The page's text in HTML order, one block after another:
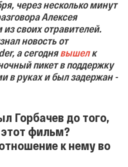
через несколько минут
Алексея
своих отравителей.
новость от
а сегоднявышелк
пикет в поддержку
в руках и был задержан -
Горбачев до того,
фильм?
к нему во